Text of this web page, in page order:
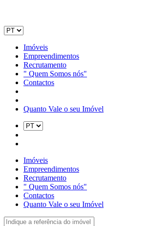
Imóveis
Empreendimentos
Recrutamento
" Quem Somos nós"
Contactos
Quanto Vale o seu Imóvel
Imóveis
Empreendimentos
Recrutamento
" Quem Somos nós"
Contactos
Quanto Vale o seu Imóvel